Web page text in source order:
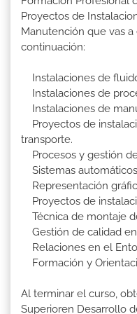
Proyectos de
Manutención que vas
continuación:
Instalaciones de
Instalaciones de
Instalaciones de
Proyectos de
transporte.
Procesos y gestión
Sistemas
Representación
Proyectos de
Técnica de montaje
Gestión de calidad
Relaciones en el
Formación y
Al terminar el curso,
Superioren Desarrollo